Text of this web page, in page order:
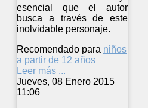
esencial que el autor
busca a través de este
inolvidable personaje.
Recomendado para niños
a partir de 12 años
Leer más ...
Jueves, 08 Enero 2015
11:06